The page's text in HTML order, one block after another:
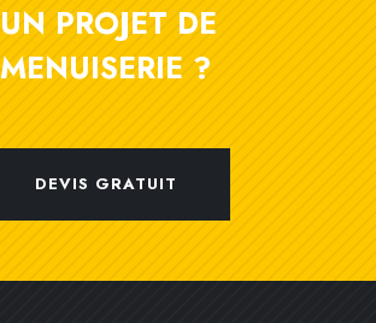
UN PROJET DE
MENUISERIE ?
DEVIS GRATUIT